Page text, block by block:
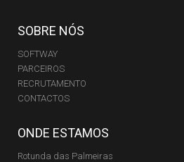
SOBRE NÓS
SOFTWAY
PARCEIROS
RECRUTAMENTO
CONTACTOS
ONDE ESTAMOS
Rotunda das Palmeiras